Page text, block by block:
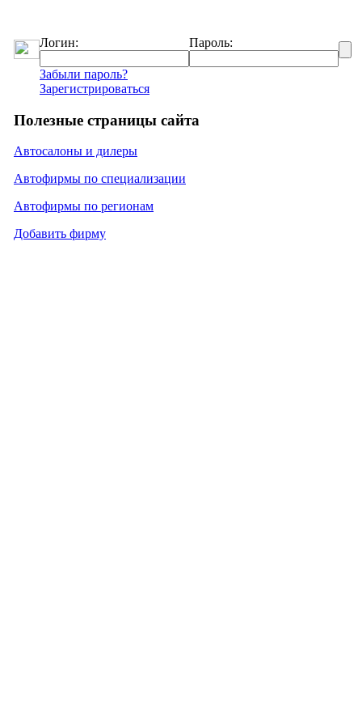
Логин: Пароль:
Забыли пароль?
Зарегистрироваться
Полезные страницы сайта
Автосалоны и дилеры
Автофирмы по специализации
Автофирмы по регионам
Добавить фирму